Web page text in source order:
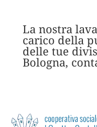
La nostra
carico della
delle tue
Bologna,